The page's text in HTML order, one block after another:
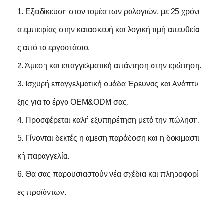
1. Εξειδίκευση στον τομέα των ρολογιών, με 25 χρόνι
α εμπειρίας στην κατασκευή και λογική τιμή απευθεία
ς από το εργοστάσιο.
2. Άμεση και επαγγελματική απάντηση στην ερώτηση.
3. Ισχυρή επαγγελματική ομάδα Έρευνας και Ανάπτυ
ξης για το έργο OEM&ODM σας.
4. Προσφέρεται καλή εξυπηρέτηση μετά την πώληση.
5. Γίνονται δεκτές η άμεση παράδοση και η δοκιμαστι
κή παραγγελία.
6. Θα σας παρουσιαστούν νέα σχέδια και πληροφορί
ες προϊόντων.